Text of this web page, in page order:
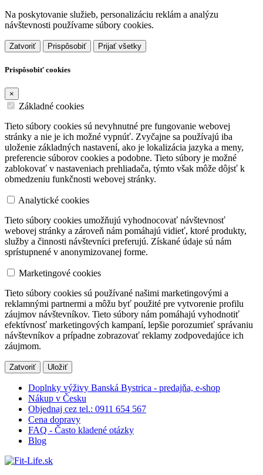
Na poskytovanie služieb, personalizáciu reklám a analýzu
návštevnosti používame súbory cookies.
Zatvoriť Prispôsobiť Prijať všetky
Prispôsobiť cookies
×
Základné cookies
Tieto súbory cookies sú nevyhnutné pre fungovanie webovej
stránky a nie je ich možné vypnúť. Zvyčajne sa používajú iba
uloženie základných nastavení, ako je lokalizácia jazyka a meny,
preferencie súborov cookies a podobne. Tieto súbory je možné
zablokovať v nastaveniach prehliadača, týmto však môže dôjsť k
obmedzeniu funkčnosti webovej stránky.
Analytické cookies
Tieto súbory cookies umožňujú vyhodnocovať návštevnosť
webovej stránky a zároveň nám pomáhajú vidieť, ktoré produkty,
služby a činnosti návštevníci preferujú. Získané údaje sú nám
sprístupnené v anonymizovanej forme.
Marketingové cookies
Tieto súbory cookies sú používané našimi marketingovými a
reklamnými partnermi a môžu byť použité pre vytvorenie profilu
záujmov návštevníkov. Tieto súbory nám pomáhajú vyhodnotiť
efektívnosť marketingových kampaní, lepšie porozumieť správaniu
návštevníkov a prípadne zobrazovať reklamy zodpovedajúce ich
záujmom.
Zatvoriť Uložiť
Doplnky výživy Banská Bystrica - predajňa, e-shop
Nákup v Česku
Objednaj cez tel.: 0911 654 567
Cena dopravy
FAQ - Často kladené otázky
Blog